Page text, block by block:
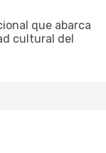
que abarca
cultural del